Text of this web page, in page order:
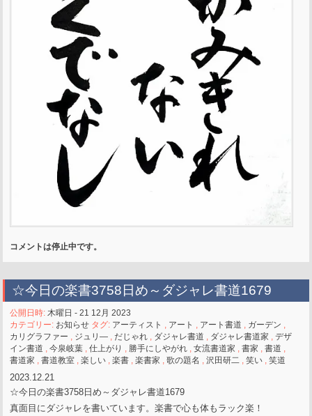
コメントは停止中です。
☆今日の楽書3758日め～ダジャレ書道1679
公開日時: 木曜日 - 21 12月 2023
カテゴリー: お知らせ タグ: アーティスト アート アート書道 ガーデン
カリグラファー
ジュリ― だじゃれ ダジャレ書道 ダジャレ書道家 ,デザ
イン書道
,今泉岐葉 ,仕上がり 勝手にしやがれ ,女流書道家 ,書家 ,書道
書道家
,書道教室 ,楽しい ,楽書 ,楽書家 ,歌の題名 ,沢田研二 ,笑い ,笑道
2023.12.21
☆今日の楽書3758日め～ダジャレ書道1679
真面目にダジャレを書いています。楽書で心も体もラック楽！